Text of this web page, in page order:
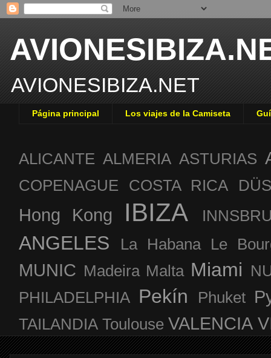
AVIONESIBIZA.NET
Página principal Los viajes de la Camiseta
ALICANTE ALMERIA ASTURIAS
COPENAGUE COSTA RICA
Hong Kong IBIZA
ANGELES La Habana Le
MUNIC Madeira Malta Miami
PHILADELPHIA Pekín Phuket
TAILANDIA Toulouse VALENCIA